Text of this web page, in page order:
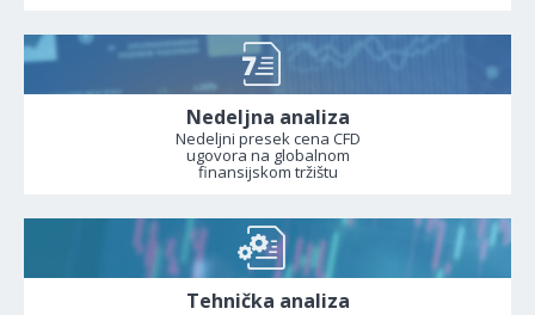
Nedeljna analiza
Nedeljni presek cena CFD
ugovora na globalnom
finansijskom tržištu
Tehnička analiza